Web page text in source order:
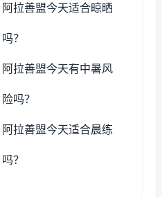
阿拉善盟今天适合晾晒
吗？
阿拉善盟今天有中暑风
险吗？
阿拉善盟今天适合晨练
吗？